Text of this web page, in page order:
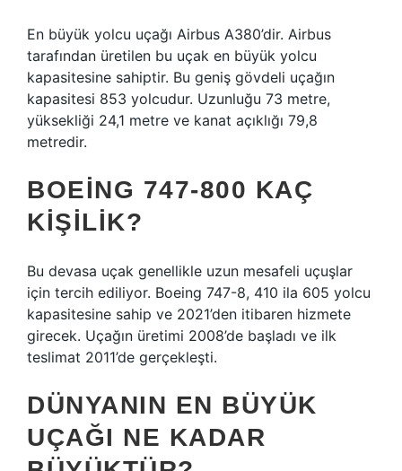
En büyük yolcu uçağı Airbus A380’dir. Airbus
tarafından üretilen bu uçak en büyük yolcu
kapasitesine sahiptir. Bu geniş gövdeli uçağın
kapasitesi 853 yolcudur. Uzunluğu 73 metre,
yüksekliği 24,1 metre ve kanat açıklığı 79,8
metredir.
BOEING 747-800 KAÇ
KIŞILIK?
Bu devasa uçak genellikle uzun mesafeli uçuşlar
için tercih ediliyor. Boeing 747-8, 410 ila 605 yolcu
kapasitesine sahip ve 2021’den itibaren hizmete
girecek. Uçağın üretimi 2008’de başladı ve ilk
teslimat 2011’de gerçekleşti.
DÜNYANIN EN BÜYÜK
UÇAĞI NE KADAR